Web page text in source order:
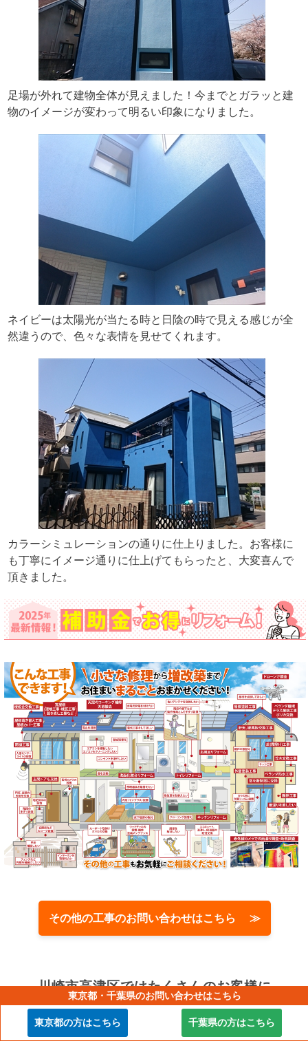
足場が外れて建物全体が見えました！今までとガラッと建
物のイメージが変わって明るい印象になりました。
ネイビーは太陽光が当たる時と日陰の時で見える感じが全
然違うので、色々な表情を見せてくれます。
カラーシミュレーションの通りに仕上りました。お客様に
も丁寧にイメージ通りに仕上げてもらったと、大変喜んで
頂きました。
その他の工事のお問い合わせはこちら ≫
川崎市高津区ではたくさんのお客様に
ご依頼をいただいております！
東京都・千葉県のお問い合わせはこちら
東京都の方はこちら 千葉県の方はこちら